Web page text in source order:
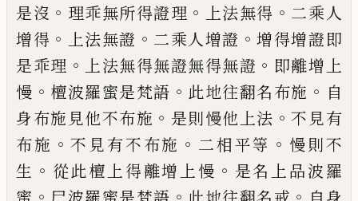
是沒 。 理乖無所得證理 。 上法無得 。 二乘人
增得 。 上法無證 。 二乘人增證 。增得增證即
是乖理 。 上法無得無證無得無證 。 即離增上
慢 。 檀波羅蜜是梵語 。 此地往翻名布施 。 自
身布施見他不布施 。 是則慢他上法 。不 見有
布施 。不見有不布施 。 二相平等 。 慢則不
生 。 從此檀上得離增上慢 。 是名上品波羅